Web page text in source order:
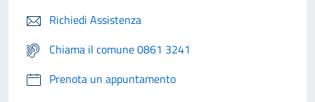
Richiedi Assistenza
Chiama il comune 0861 3241
Prenota un appuntamento